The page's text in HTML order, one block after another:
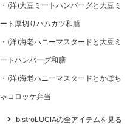
(洋)大豆ミートハンバーグと大豆ミ
ート厚切りハムカツ和膳
(洋)海老ハニーマスタードと大豆ミ
ートハンバーグ和膳
(洋)海老ハニーマスタードとかぼち
ゃコロッケ弁当
bistroLUCIAの全アイテムを見る